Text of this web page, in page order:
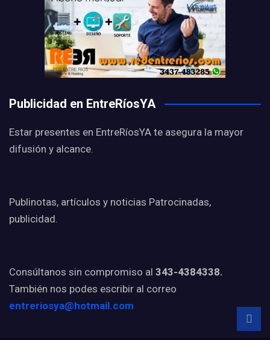
Publicidad en EntreRíosYA
Estar presentes en EntreRíosYA te asegura la mayor
difusión y alcance.
Publinotas, artículos y noticias Patrocinadas,
publicidad.
Consúltanos sin compromiso al 343-4384338.
También nos podes escribir al correo
entreriosya@hotmail.com